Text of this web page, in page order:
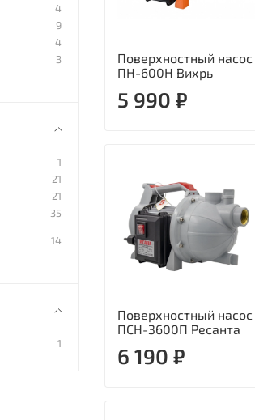
Поверхностный насос
ПН-600Н Вихрь
5 990 ₽
Поверхностный насос
ПСН-3600П Ресанта
6 190 ₽
4
9
4
3
1
21
21
35
14
1